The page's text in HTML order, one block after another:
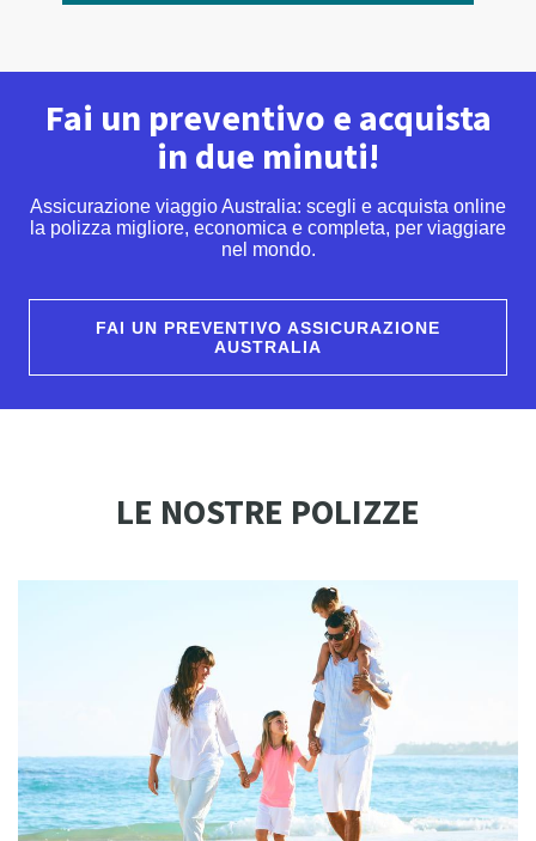
Fai un preventivo e acquista
in due minuti!
Assicurazione viaggio Australia: scegli e acquista online
la polizza migliore, economica e completa, per viaggiare
nel mondo.
FAI UN PREVENTIVO ASSICURAZIONE
AUSTRALIA
LE NOSTRE POLIZZE